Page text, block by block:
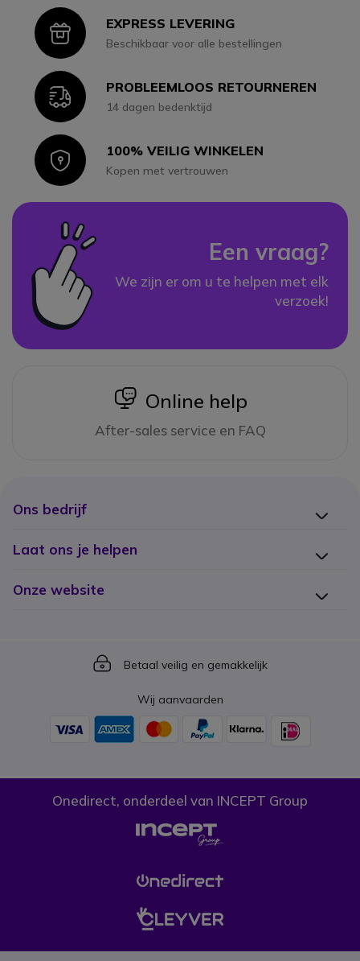
IconEXPRESS LEVERING
Beschikbaar voor alle bestellingen
IconPROBLEEMLOOS RETOURNEREN
14 dagen bedenktijd
Icon100% VEILIG WINKELEN
Kopen met vertrouwen
Een vraag?
We zijn er om u te helpen met elk
verzoek!
icon
Online help
After-sales service en FAQ
Ons bedrijf
Laat ons je helpen
Onze website
Icon
Betaal veilig en gemakkelijk
Wij aanvaarden
Onedirect, onderdeel van INCEPT Group